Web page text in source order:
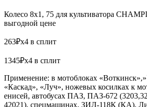
Колесо 8х1, 75 для культиватора
выгодной цене
263₽x4 в сплит
1345₽x4 в сплит
Применение: в мотоблоках
«Каскад», «Луч», ножевых косилках к
енисей, автобусах ПАЗ, ПАЗ-672
42021), спецмашинах, ЗИЛ-118К (КА),